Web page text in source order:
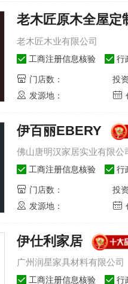
老木匠原木全屋定
老木匠木业有限公司
工商注册信息核验 行
门店数：
投
发源地：
伊百丽EBERY
佛山唐明汉家居实业有限公
工商注册信息核验 行
门店数：
投
发源地：
伊仕利家居
广州润星家具材料有限公司
工商注册信息核验 行
伊仕利家居-广州润星家具材料有
玛格MACIO-重庆玛格装饰建材有
公司尚品宅配-广州新居网家居科技有
柏丽-上海柏玺实业有限公司
公司爱依瑞斯衣柜-北京爱依瑞斯家居
有限公司简爱保罗-佛山市旭辉五金发展有
瑞王铠萨-宁波铠萨整木家居用品
公司欧蒂尼家居-合肥欧蒂尼家居有限
2023北
门网专
咖齐聚，
国际门业